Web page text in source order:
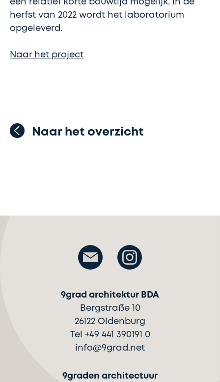
een relatief korte bouwtijd mogelijk, in de
herfst van 2022 wordt het laboratorium
opgeleverd.
Naar het project
Naar het overzicht
9grad architektur BDA
Bergstraße 10
26122 Oldenburg
Tel +49 441 390191 0
info@9grad.net
9graden architectuur